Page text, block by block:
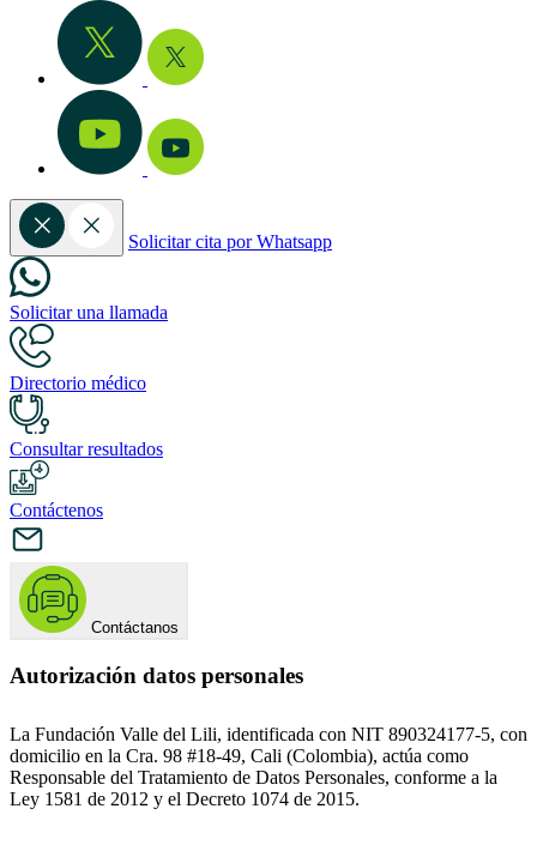
Solicitar cita por Whatsapp
Solicitar una llamada
Directorio médico
Consultar resultados
Contáctenos
Contáctanos
Autorización datos personales
La Fundación Valle del Lili, identificada con NIT 890324177-5, con
domicilio en la Cra. 98 #18-49, Cali (Colombia), actúa como
Responsable del Tratamiento de Datos Personales, conforme a la
Ley 1581 de 2012 y el Decreto 1074 de 2015.